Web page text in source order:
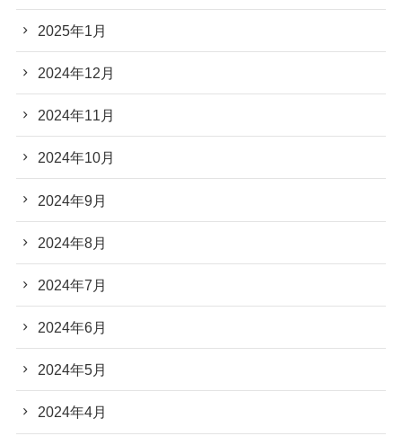
2025年1月
2024年12月
2024年11月
2024年10月
2024年9月
2024年8月
2024年7月
2024年6月
2024年5月
2024年4月